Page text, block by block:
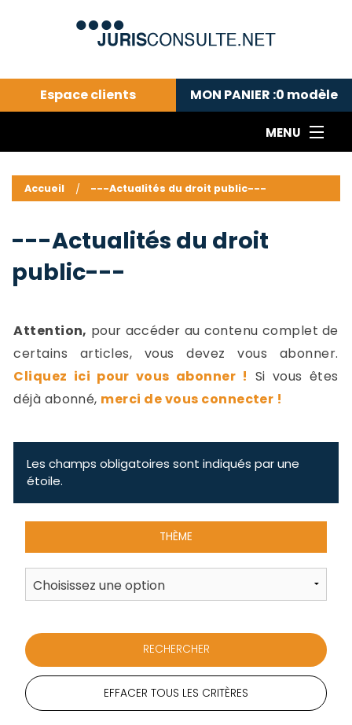
Espace clients MON PANIER :0 modèle
MENU
---Actualités du droit public---
Droit pénal---
Droit privé ---
Abonnement aux actualités
Accueil ---Actualités du droit public---
---Actualités du droit
public---
Attention, pour accéder au contenu complet de
certains articles, vous devez vous abonner.
Cliquez ici pour vous abonner ! Si vous êtes
déjà abonné, merci de vous connecter !
Les champs obligatoires sont indiqués par une
étoile.
THÈME
EFFACER TOUS LES CRITÈRES